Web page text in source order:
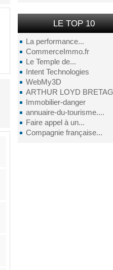
LE TOP 10
La performance...
CommerceImmo.fr
Le Temple de...
Intent Technologies
WebMy3D
ARTHUR LOYD
Immobilier-danger
annuaire-du-tourisme....
Faire appel à un...
Compagnie française...